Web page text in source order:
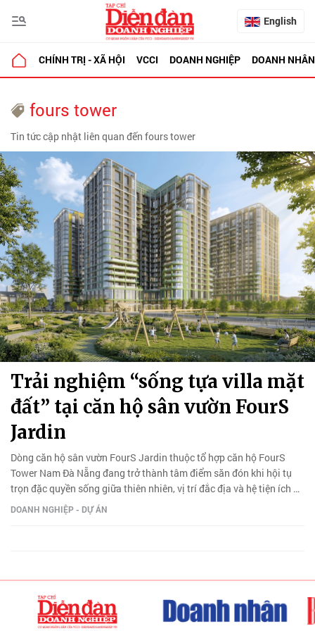
English
CHÍNH TRỊ - XÃ HỘI VCCI DOANH NGHIỆP DOANH NHÂN
fours tower
Tin tức cập nhật liên quan đến fours tower
Trải nghiệm “sống tựa villa mặt
đất” tại căn hộ sân vườn FourS
Jardin
Dòng căn hộ sân vườn FourS Jardin thuộc tổ hợp căn hộ FourS
Tower Nam Đà Nẵng đang trở thành tâm điểm săn đón khi hội tụ
trọn đặc quyền sống giữa thiên nhiên, vị trí đắc địa và hệ tiện ích đa
dạng.
DOANH NGHIỆP - DỰ ÁN